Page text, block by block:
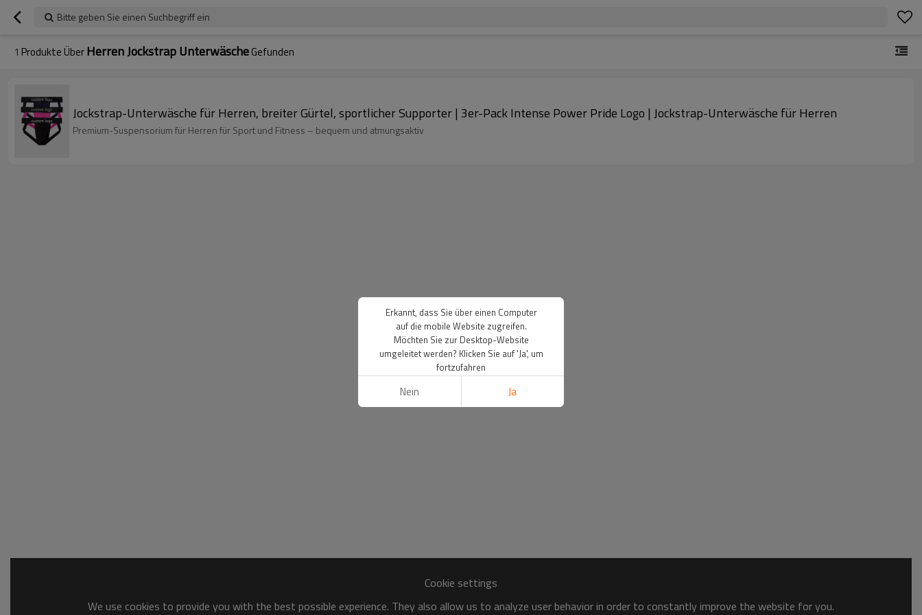
Bitte geben Sie einen Suchbegriff ein
1 Produkte ÜberHerren Jockstrap UnterwäscheGefunden
Jockstrap-Unterwäsche für Herren, breiter Gürtel, sportlicher Supporter | 3er-Pack Intense Power Pride Logo | Jockstrap-Unterwäsche für Herren
Premium-Suspensorium für Herren für Sport und Fitness – bequem und atmungsaktiv
Cookie settings
We use cookies to provide you with the best possible experience. They also allow us to analyze user behavior in order to constantly improve the website for you.
Erkannt, dass Sie über einen Computer
auf die mobile Website zugreifen.
Möchten Sie zur Desktop-Website
umgeleitet werden? Klicken Sie auf 'Ja', um
fortzufahren
Nein Ja